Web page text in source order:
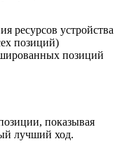
ресурсов устройства
позиций)
позиций
показывая
лучший ход.